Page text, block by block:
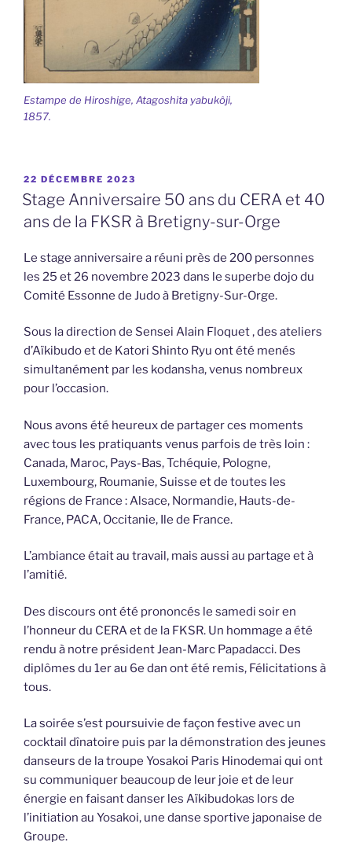
Estampe de Hiroshige, Atagoshita yabukôji,
1857.
PUBLIÉ
LE
22 DÉCEMBRE 2023
Stage Anniversaire 50 ans du CERA et 40
ans de la FKSR à Bretigny-sur-Orge
Le stage anniversaire a réuni près de 200 personnes
les 25 et 26 novembre 2023 dans le superbe dojo du
Comité Essonne de Judo à Bretigny-Sur-Orge.
Sous la direction de Sensei Alain Floquet , des ateliers
d’Aïkibudo et de Katori Shinto Ryu ont été menés
simultanément par les kodansha, venus nombreux
pour l’occasion.
Nous avons été heureux de partager ces moments
avec tous les pratiquants venus parfois de très loin :
Canada, Maroc, Pays-Bas, Tchéquie, Pologne,
Luxembourg, Roumanie, Suisse et de toutes les
régions de France : Alsace, Normandie, Hauts-de-
France, PACA, Occitanie, Ile de France.
L’ambiance était au travail, mais aussi au partage et à
l’amitié.
Des discours ont été prononcés le samedi soir en
l’honneur du CERA et de la FKSR. Un hommage a été
rendu à notre président Jean-Marc Papadacci. Des
diplômes du 1er au 6e dan ont été remis, Félicitations à
tous.
La soirée s’est poursuivie de façon festive avec un
cocktail dînatoire puis par la démonstration des jeunes
danseurs de la troupe Yosakoi Paris Hinodemai qui ont
su communiquer beaucoup de leur joie et de leur
énergie en faisant danser les Aïkibudokas lors de
l’initiation au Yosakoi, une danse sportive japonaise de
Groupe.